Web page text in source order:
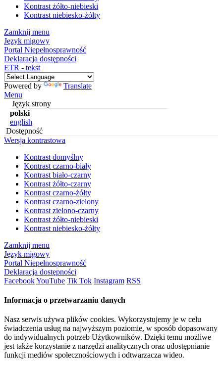
Kontrast żółto-niebieski
Kontrast niebiesko-żółty
Zamknij menu
Język migowy
Portal Niepełnosprawność
Deklaracja dostępności
ETR - tekst
Powered by
Translate
Menu
Język strony
polski
english
Dostępność
Wersja kontrastowa
Kontrast domyślny
Kontrast czarno-biały
Kontrast biało-czarny
Kontrast żółto-czarny
Kontrast czarno-żółty
Kontrast czarno-zielony
Kontrast zielono-czarny
Kontrast żółto-niebieski
Kontrast niebiesko-żółty
Zamknij menu
Język migowy
Portal Niepełnosprawność
Deklaracja dostępności
FacebookYouTube Tik Tok Instagram RSS
Informacja o przetwarzaniu danych
Nasz serwis używa plików cookies. Wykorzystujemy je w celu
świadczenia usług na najwyższym poziomie, w sposób dopasowany
do indywidualnych potrzeb Użytkowników. Dzięki temu możliwe
jest także korzystanie z narzędzi analitycznych oraz udostępnianie
funkcji mediów społecznościowych i odtwarzacza wideo.